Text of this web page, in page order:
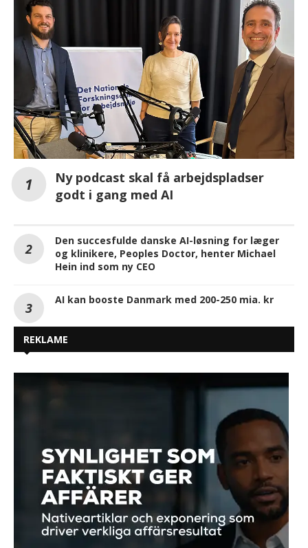
Ny podcast skal få arbejdspladser
godt i gang med AI
Den succesfulde danske AI-løsning for læger
og klinikere, Peoples Doctor, henter Michael
Hein ind som ny CEO
AI kan booste Danmark med 200-250 mia. kr
REKLAME